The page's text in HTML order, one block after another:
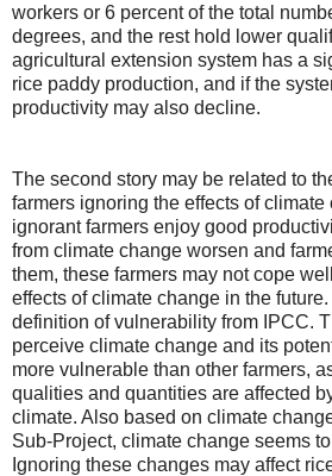
workers or 6 percent of the total
degrees, and the rest hold lower
agricultural extension system has a
rice paddy production, and if the
productivity may also decline.
The second story may be related to
farmers ignoring the effects of
ignorant farmers enjoy good
from climate change worsen and
them, these farmers may not cope
effects of climate change in the
definition of vulnerability from IPCC.
perceive climate change and its
more vulnerable than other farmers,
qualities and quantities are affected
climate. Also based on climate
Sub-Project, climate change seems
Ignoring these changes may affect